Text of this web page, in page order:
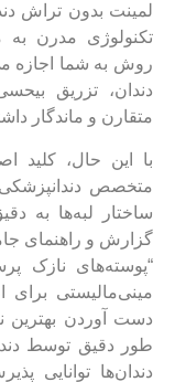
لمینت بدون تراش
تکنولوژی مدرن به
روش به شما اجازه
دندان، تزریق
متقارن و ماندگار
با این حال، کلید
متخصص دندانپزشکی
ساختار لبه‌ها به
گزارش و راهنمای
“پوسته‌های نازک
مینی‌مالیستی برای
دست آوردن بهترین
طور دقیق توسط
دندان‌ها توانایی